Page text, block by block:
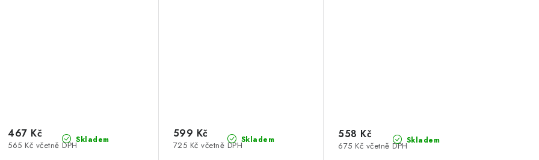
Skladem
565 Kč včetně DPH
467 Kč Skladem
725 Kč včetně DPH
599 Kč Skladem
675 Kč včetně DPH
558 Kč